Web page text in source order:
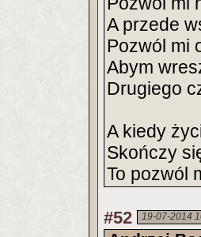
A przede
Pozwól mi
Abym
Drugiego
A kiedy
Skończy
To pozwól
#52 19-07-2014